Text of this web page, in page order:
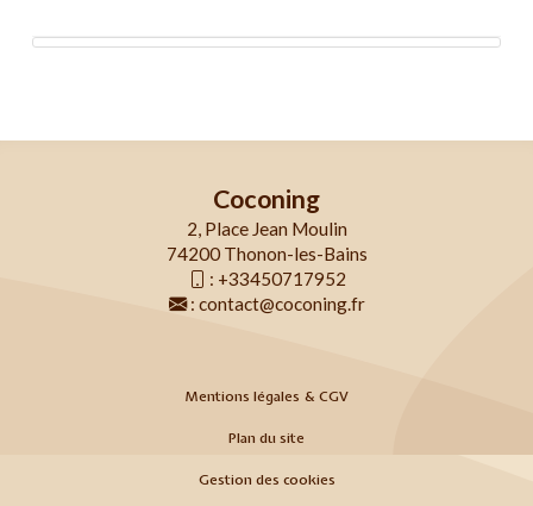
Coconing
2, Place Jean Moulin
74200 Thonon-les-Bains
: +33450717952
: contact@coconing.fr
Mentions légales & CGV
Plan du site
Gestion des cookies